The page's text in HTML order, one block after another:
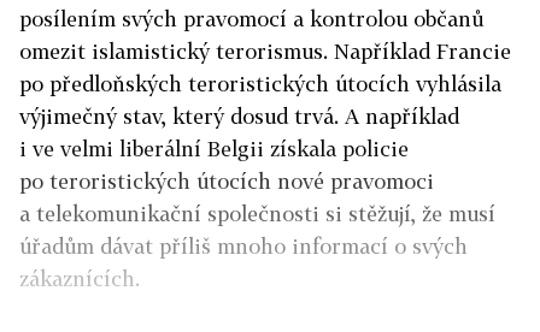
posílením svých pravomocí a kontrolou občanů
omezit islamistický terorismus. Například Francie
po předloňských teroristických útocích vyhlásila
výjimečný stav, který dosud trvá. A například
i ve velmi liberální Belgii získala policie
po teroristických útocích nové pravomoci
a telekomunikační společnosti si stěžují, že musí
úřadům dávat příliš mnoho informací o svých
zákaznících.